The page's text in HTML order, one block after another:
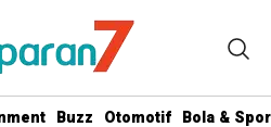
Buzz Otomotif Bola &